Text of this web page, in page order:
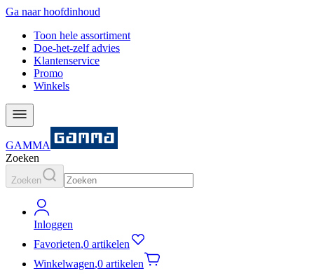
Ga naar hoofdinhoud
Toon hele assortiment
Doe-het-zelf advies
Klantenservice
Promo
Winkels
GAMMA
Zoeken
Zoeken
Inloggen
Favorieten,0 artikelen
Winkelwagen,0 artikelen